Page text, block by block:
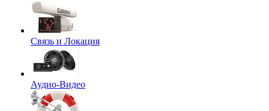
Связь и Локация
Аудио-Видео